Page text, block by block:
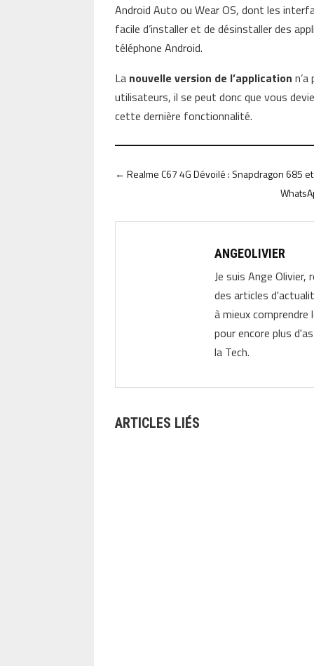
Android Auto ou Wear OS, dont les
facile d’installer et de désinstaller des
téléphone Android.
La nouvelle version de l’application
utilisateurs, il se peut donc que vous
cette dernière fonctionnalité.
←Realme C67 4G Dévoilé : Snapdragon 685
ANGEOLIVIER
Je suis Ange
des articles
à mieux
pour encore plus
la Tech.
ARTICLES LIÉS